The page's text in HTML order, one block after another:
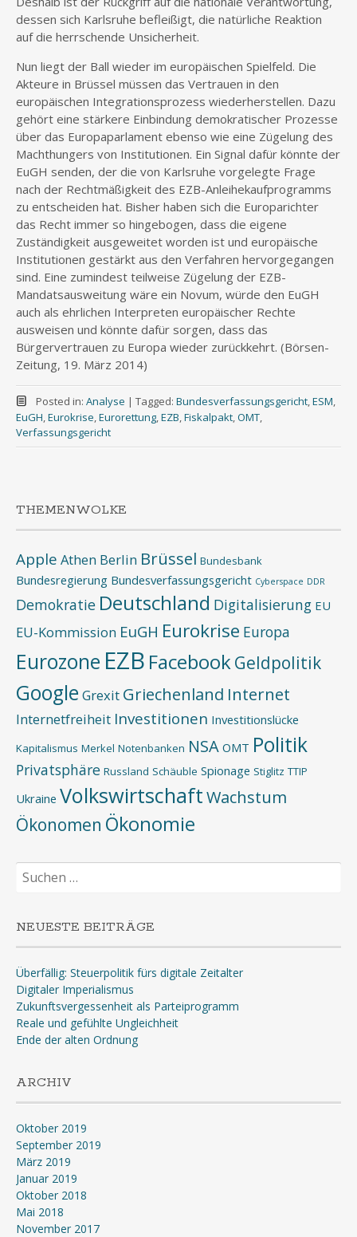
dessen sich Karlsruhe befleißigt, die natürliche Reaktion
auf die herrschende Unsicherheit.
Nun liegt der Ball wieder im europäischen Spielfeld. Die
Akteure in Brüssel müssen das Vertrauen in den
europäischen Integrationsprozess wiederherstellen. Dazu
gehört eine stärkere Einbindung demokratischer Prozesse
über das Europaparlament ebenso wie eine Zügelung des
Machthungers von Institutionen. Ein Signal dafür könnte der
EuGH senden, der die von Karlsruhe vorgelegte Frage
nach der Rechtmäßigkeit des EZB-Anleihekaufprogramms
zu entscheiden hat. Bisher haben sich die Europarichter
das Recht immer so hingebogen, dass die eigene
Zuständigkeit ausgeweitet worden ist und europäische
Institutionen gestärkt aus den Verfahren hervorgegangen
sind. Eine zumindest teilweise Zügelung der EZB-
Mandatsausweitung wäre ein Novum, würde den EuGH
auch als ehrlichen Interpreten europäischer Rechte
ausweisen und könnte dafür sorgen, dass das
Bürgervertrauen zu Europa wieder zurückkehrt. (Börsen-
Zeitung, 19. März 2014)
Posted in: Analyse | Tagged: Bundesverfassungsgericht,ESM,
EuGH,Eurokrise,Eurorettung,EZB,Fiskalpakt,OMT,
Verfassungsgericht
THEMENWOLKE
Apple Athen Berlin Brüssel Bundesbank
Bundesregierung Bundesverfassungsgericht Cyberspace DDR
Demokratie Deutschland Digitalisierung EU
EU-Kommission EuGH Eurokrise Europa
Eurozone EZB FacebookGeldpolitik
Google Grexit Griechenland Internet
Internetfreiheit Investitionen Investitionslücke
Kapitalismus Merkel Notenbanken NSA OMT Politik
Privatsphäre Russland Schäuble Spionage Stiglitz TTIP
Ukraine VolkswirtschaftWachstum
Ökonomen Ökonomie
Suchen
nach:
NEUESTE BEITRÄGE
Überfällig: Steuerpolitik fürs digitale Zeitalter
Digitaler Imperialismus
Zukunftsvergessenheit als Parteiprogramm
Reale und gefühlte Ungleichheit
Ende der alten Ordnung
ARCHIV
Oktober 2019
September 2019
März 2019
Januar 2019
Oktober 2018
Mai 2018
November 2017